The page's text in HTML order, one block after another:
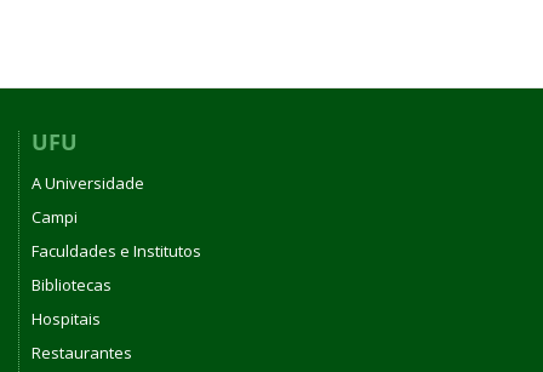
UFU
A Universidade
Campi
Faculdades e Institutos
Bibliotecas
Hospitais
Restaurantes